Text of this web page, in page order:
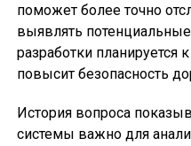
поможет более точно
выявлять
разработки планируется
повысит безопасность
История вопроса
системы важно для